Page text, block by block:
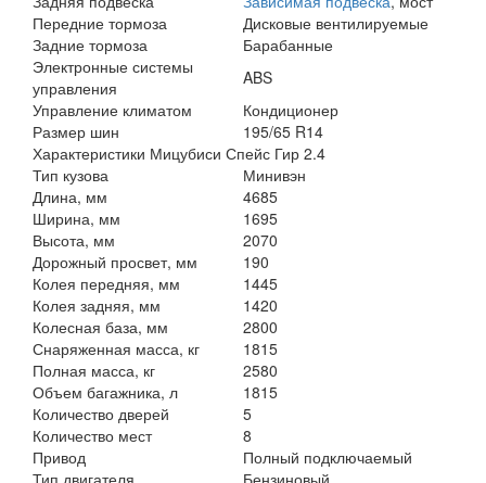
Передние тормоза
Дисковые вентилируемые
Задние тормоза
Барабанные
Электронные системы
управления
ABS
Управление климатом
Кондиционер
Размер шин
195/65 R14
Характеристики Мицубиси Спейс Гир 2.4
Тип кузова
Минивэн
Длина, мм
4685
Ширина, мм
1695
Высота, мм
2070
Дорожный просвет, мм
190
Колея передняя, мм
1445
Колея задняя, мм
1420
Колесная база, мм
2800
Снаряженная масса, кг
1815
Полная масса, кг
2580
Объем багажника, л
1815
Количество дверей
5
Количество мест
8
Привод
Полный подключаемый
Тип двигателя
Бензиновый